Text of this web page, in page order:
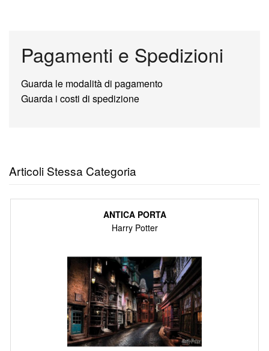
Pagamenti e Spedizioni
Guarda le modalità di pagamento
Guarda i costi di spedizione
Articoli Stessa Categoria
ANTICA PORTA
Harry Potter